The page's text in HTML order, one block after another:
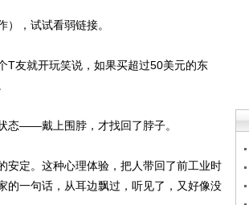
，试试看弱链接。
友就开玩笑说，如果买超过50美元的东
——戴上围脖，才找回了脖子。
定。这种心理体验，把人带回了前工业时
的一句话，从耳边飘过，听见了，又好像没